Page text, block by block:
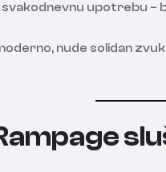
upotrebu –
nude solidan